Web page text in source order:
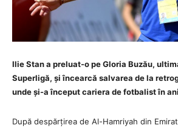
Ilie Stan a preluat-o pe Gloria Buzău,
Superligă, și încearcă salvarea de la
unde și-a început cariera de fotbalist în
După despărțirea de Al-Hamriyah din